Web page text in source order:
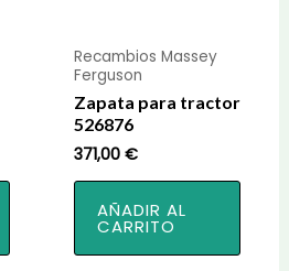
Recambios Massey
Ferguson
Zapata para tractor
526876
371,00€
AÑADIR AL
CARRITO